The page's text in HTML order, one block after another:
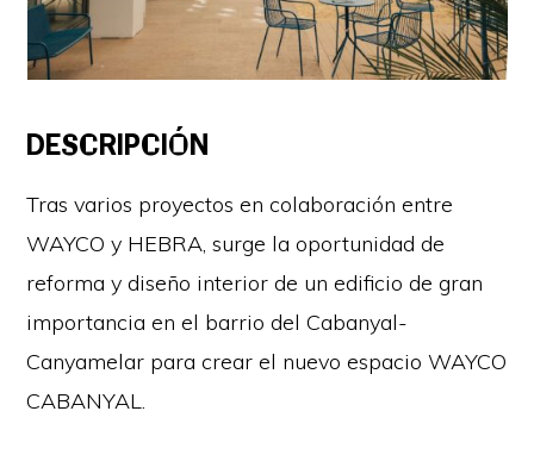
DESCRIPCIÓN
Tras varios proyectos en colaboración entre
WAYCO y HEBRA, surge la oportunidad de
reforma y diseño interior de un edificio de gran
importancia en el barrio del Cabanyal-
Canyamelar para crear el nuevo espacio WAYCO
CABANYAL.